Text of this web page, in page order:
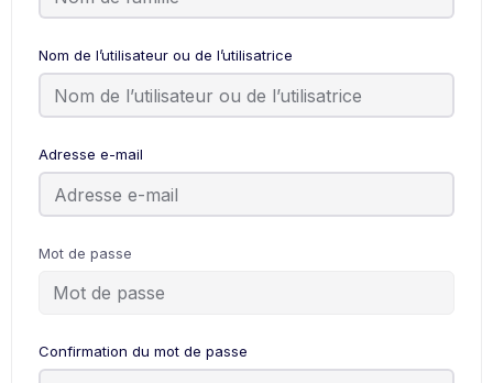
Nom de l’utilisateur ou de l’utilisatrice
Adresse e-mail
Mot de passe
Confirmation du mot de passe